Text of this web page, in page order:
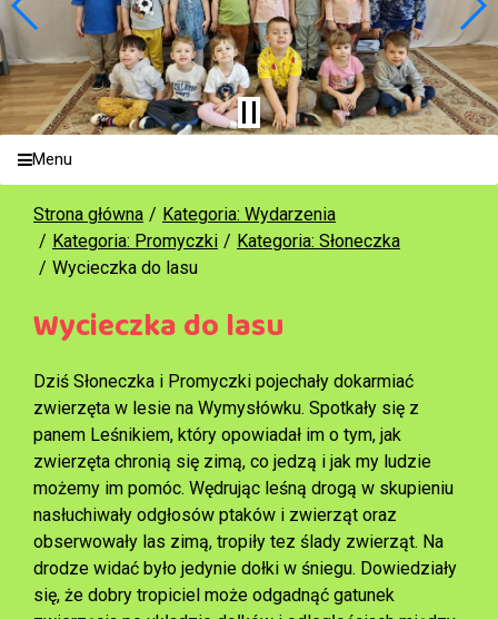
Menu
Strona główna
Kategoria: Wydarzenia
Kategoria: Promyczki
Kategoria: Słoneczka
Wycieczka do lasu
Wycieczka do lasu
Dziś Słoneczka i Promyczki pojechały dokarmiać
zwierzęta w lesie na Wymysłówku. Spotkały się z
panem Leśnikiem, który opowiadał im o tym, jak
zwierzęta chronią się zimą, co jedzą i jak my ludzie
możemy im pomóc. Wędrując leśną drogą w skupieniu
nasłuchiwały odgłosów ptaków i zwierząt oraz
obserwowały las zimą, tropiły tez ślady zwierząt. Na
drodze widać było jedynie dołki w śniegu. Dowiedziały
się, że dobry tropiciel może odgadnąć gatunek